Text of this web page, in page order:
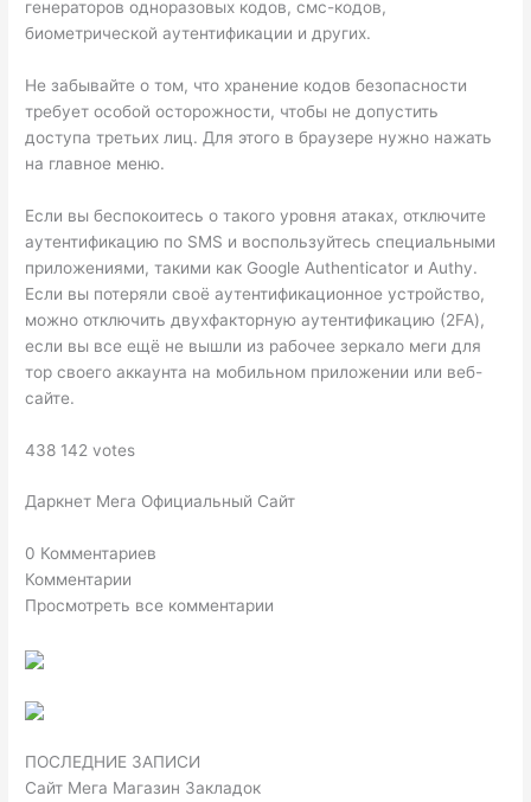
генераторов одноразовых кодов, смс-кодов,
биометрической аутентификации и других.
Не забывайте о том, что хранение кодов безопасности
требует особой осторожности, чтобы не допустить
доступа третьих лиц. Для этого в браузере нужно нажать
на главное меню.
Если вы беспокоитесь о такого уровня атаках, отключите
аутентификацию по SMS и воспользуйтесь специальными
приложениями, такими как Google Authenticator и Authy.
Если вы потеряли своё аутентификационное устройство,
можно отключить двухфакторную аутентификацию (2FA),
если вы все ещё не вышли из рабочее зеркало меги для
тор своего аккаунта на мобильном приложении или веб-
сайте.
438 142 votes
Даркнет Мега Официальный Сайт
0 Комментариев
Комментарии
Просмотреть все комментарии
ПОСЛЕДНИЕ ЗАПИСИ
Сайт Мега Магазин Закладок